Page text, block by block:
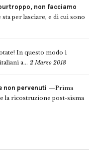
non facciamo
per lasciare, e di cui sono
In questo modo i
a... 2 Marzo 2018
non pervenuti
Prima
la ricostruzione post-sisma